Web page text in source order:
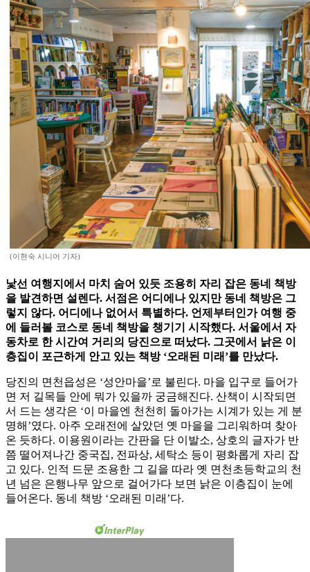
(이현숙 시니어 기자)
낯선 여행지에서 마치 숨어 있듯 조용히 자리 잡은 동네 책방
을 발견하면 설렌다. 서점은 어디에나 있지만 동네 책방은 그
렇지 않다. 어디에나 없어서 특별하다. 언제부터인가 여행 중
에 들러볼 코스로 동네 책방을 챙기기 시작했다. 서울에서 자
동차로 한 시간여 거리의 당진으로 떠났다. 그곳에서 낡은 이
층집이 포근하게 안고 있는 책방 ‘오래된 미래’를 만났다.
당진의 면천읍성은 ‘성안마을’로 불린다. 마을 입구로 들어가
면 저 길목들 안에 뭐가 있을까 궁금해진다. 산책이 시작되면
서 드는 생각은 ‘이 마을엔 천천히 돌아가는 시계가 있는 게 분
명해’였다. 아주 오래전에 살았던 옛 마을을 그리워하며 찾아
온 듯하다. 이용원이라는 간판을 단 이발소, 상호의 글자가 반
쯤 떨어져나간 중국집, 전파상, 세탁소 등이 평화롭게 자리 잡
고 있다. 인적 드문 조용한 그 길을 따라 옛 면천초등학교의 천
년 넘은 은행나무 앞으로 걸어가다 보면 낡은 이층집이 눈에
들어온다. 동네 책방 ‘오래된 미래’다.